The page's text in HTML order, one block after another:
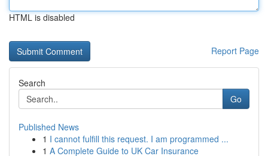
HTML is disabled
Report Page
Search
Go
Published News
1 I cannot fulfill this request. I am programmed ...
1 A Complete Guide to UK Car Insurance